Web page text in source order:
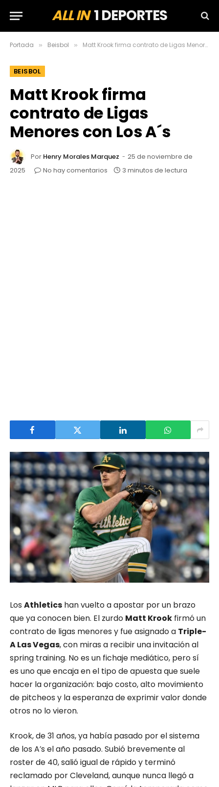
ALL IN1 DEPORTES
Portada » Beisbol » Matt Krook firma contrato de Ligas Menores con Los A´s
BEISBOL
Matt Krook firma
contrato de Ligas
Menores con Los A´s
Por Henry Morales Marquez
25 de noviembre de
2025
No hay comentarios 3 minutos de lectura
Los Athletics han vuelto a apostar por un brazo
que ya conocen bien. El zurdo Matt Krook firmó un
contrato de ligas menores y fue asignado a Triple-
A Las Vegas, con miras a recibir una invitación al
spring training. No es un fichaje mediático, pero sí
es uno que encaja en el tipo de apuesta que suele
hacer la organización: bajo costo, alto movimiento
de pitcheos y la esperanza de exprimir valor donde
otros no lo vieron.
Krook, de 31 años, ya había pasado por el sistema
de los A’s el año pasado. Subió brevemente al
roster de 40, salió igual de rápido y terminó
reclamado por Cleveland, aunque nunca llegó a